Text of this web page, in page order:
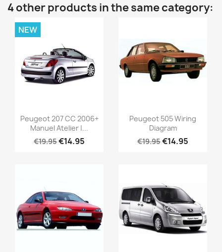
4 other products in the same category:
Peugeot 207 CC 2006+
Manuel Atelier |...
€19.95€14.95
NEW
Peugeot 505 Wiring
Diagram
€19.95€14.95